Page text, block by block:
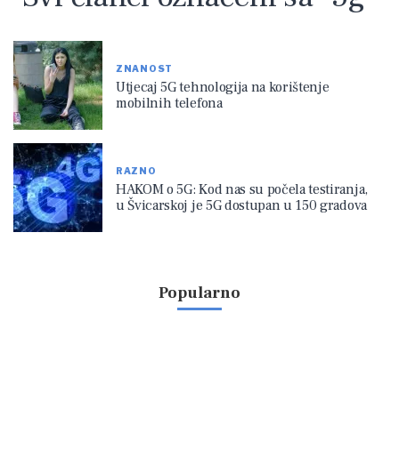
ZNANOST
Utjecaj 5G tehnologija na korištenje
mobilnih telefona
RAZNO
HAKOM o 5G: Kod nas su počela testiranja,
u Švicarskoj je 5G dostupan u 150 gradova
Popularno